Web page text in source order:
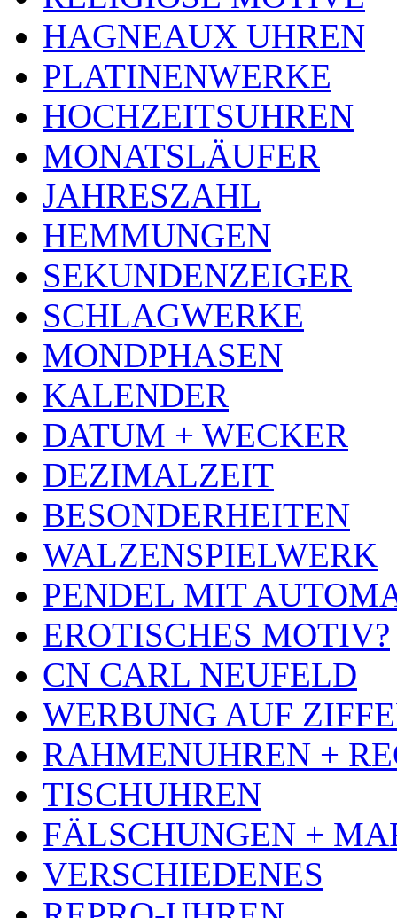
HAGNEAUX UHREN
PLATINENWERKE
HOCHZEITSUHREN
MONATSLÄUFER
JAHRESZAHL
HEMMUNGEN
SEKUNDENZEIGER
SCHLAGWERKE
MONDPHASEN
KALENDER
DATUM + WECKER
DEZIMALZEIT
BESONDERHEITEN
WALZENSPIELWERK
PENDEL MIT
EROTISCHES MOTIV?
CN CARL NEUFELD
WERBUNG AUF
RAHMENUHREN +
TISCHUHREN
FÄLSCHUNGEN +
VERSCHIEDENES